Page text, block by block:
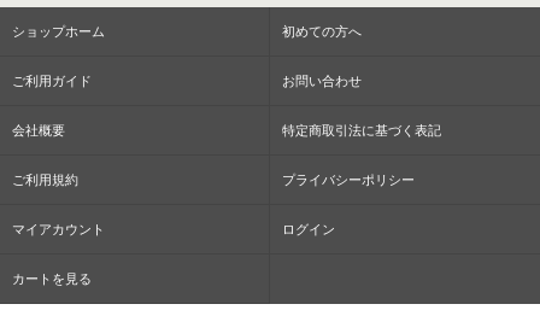
ショップホーム 初めての方へ
ご利用ガイド お問い合わせ
会社概要 特定商取引法に基づく表記
ご利用規約 プライバシーポリシー
マイアカウント ログイン
カートを見る